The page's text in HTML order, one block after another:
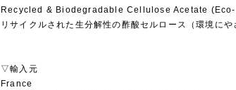
Recycled & Biodegradable Cellulose Acetate
リサイクルされた生分解性の酢酸セルロース（環境にや
▽輸入元
France